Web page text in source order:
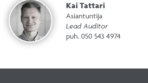
Kai Tattari
Asiantuntija
Lead Auditor
puh. 050 543 4974